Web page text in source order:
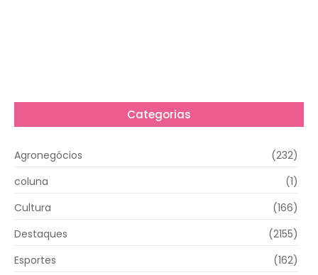
Categorias
Agronegócios
(232)
coluna
(1)
Cultura
(166)
Destaques
(2155)
Esportes
(162)